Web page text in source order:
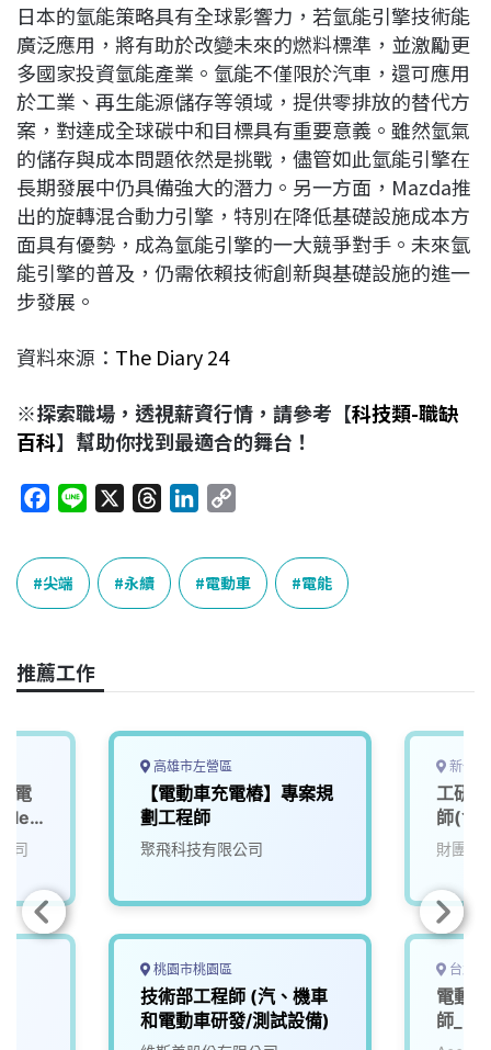
日本的氫能策略具有全球影響力，若氫能引擎技術能
廣泛應用，將有助於改變未來的燃料標準，並激勵更
多國家投資氫能產業。氫能不僅限於汽車，還可應用
於工業、再生能源儲存等領域，提供零排放的替代方
案，對達成全球碳中和目標具有重要意義。雖然氫氣
的儲存與成本問題依然是挑戰，儘管如此氫能引擎在
長期發展中仍具備強大的潛力。另一方面，Mazda推
出的旋轉混合動力引擎，特別在降低基礎設施成本方
面具有優勢，成為氫能引擎的一大競爭對手。未來氫
能引擎的普及，仍需依賴技術創新與基礎設施的進一
步發展。
資料來源： The Diary 24
※探索職場，透視薪資行情，請參考【科技類-職缺
百科】幫助你找到最適合的舞台！
c
e
b
o
k
e
e
a
n
k
e
n
p
y
L
k
尖端 永續 電動車 電能
推薦工作
電
司
高雄市左營區
【電動車充電樁】專案規
劃工程師
聚飛科技有限公司
桃園市桃園區
技術部工程師 (汽、機車
和電動車研發/測試設備)
新竹
工研
師(含
財團法
台北
電動
師_電